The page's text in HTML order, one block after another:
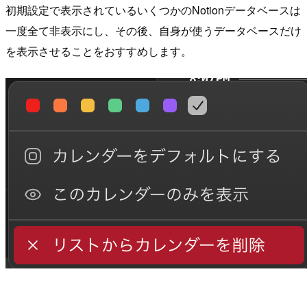
初期設定で表示されているいくつかのNotionデータベースは
一度全て非表示にし、その後、自身が使うデータベースだけ
を表示させることをおすすめします。